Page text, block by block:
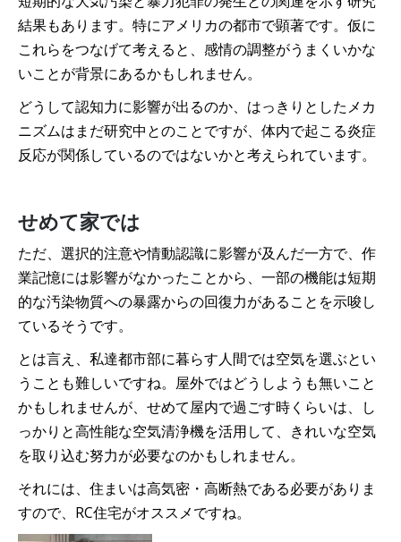
結果もあります。特にアメリカの都市で顕著です。仮に
これらをつなげて考えると、感情の調整がうまくいかな
いことが背景にあるかもしれません。
どうして認知力に影響が出るのか、はっきりとしたメカ
ニズムはまだ研究中とのことですが、体内で起こる炎症
反応が関係しているのではないかと考えられています。
せめて家では
ただ、選択的注意や情動認識に影響が及んだ一方で、作
業記憶には影響がなかったことから、一部の機能は短期
的な汚染物質への暴露からの回復力があることを示唆し
ているそうです。
とは言え、私達都市部に暮らす人間では空気を選ぶとい
うことも難しいですね。屋外ではどうしようも無いこと
かもしれませんが、せめて屋内で過ごす時くらいは、し
っかりと高性能な空気清浄機を活用して、きれいな空気
を取り込む努力が必要なのかもしれません。
それには、住まいは高気密・高断熱である必要がありま
すので、RC住宅がオススメですね。